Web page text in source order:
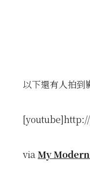
以下還有人拍到
via My